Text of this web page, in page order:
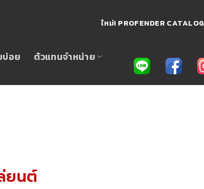
ใหม่! PROFENDER CATALOG
บ่อย
ตัวแทนจำหน่าย
ยนต์